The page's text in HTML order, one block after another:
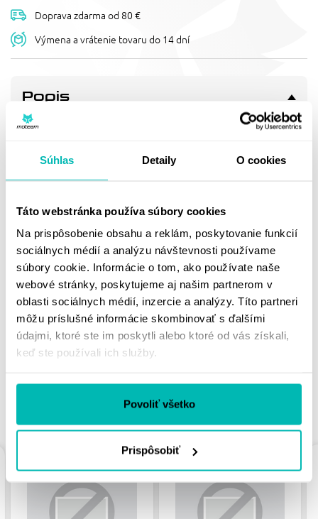
Súhlas Detaily O cookies
Táto webstránka používa súbory cookies
Na prispôsobenie obsahu a reklám, poskytovanie funkcií
sociálnych médií a analýzu návštevnosti používame
súbory cookie. Informácie o tom, ako používate naše
webové stránky, poskytujeme aj našim partnerom v
oblasti sociálnych médií, inzercie a analýzy. Títo partneri
môžu príslušné informácie skombinovať s ďalšími
údajmi, ktoré ste im poskytli alebo ktoré od vás získali,
keď ste používali ich služby.
Povoliť všetko
Prispôsobiť
Doprava zdarma od 80 €
Výmena a vrátenie tovaru do 14 dní
Popis
REŤAZOVÁ ROZETA
ČIERNA 51T, 520
Doprava a vrátenie
MOHLO BY SA VÁM
PÁČIŤ
PODOBNÉ PRODUKTY